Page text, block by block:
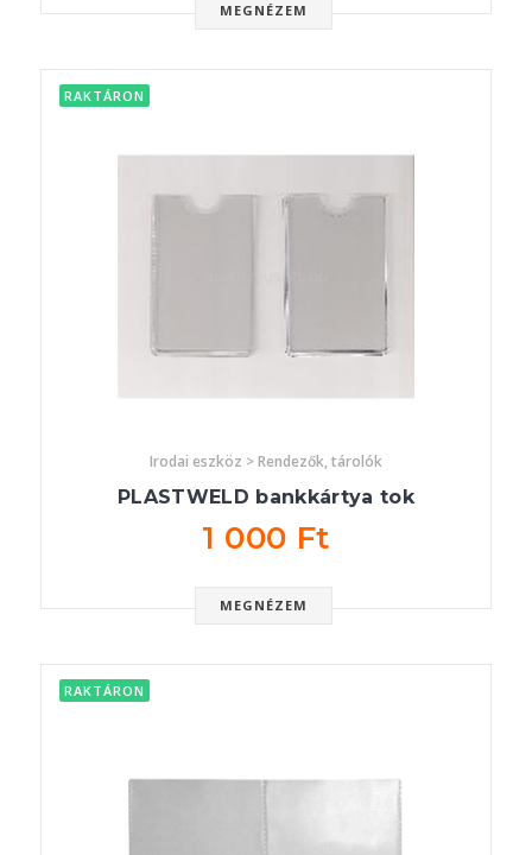
MEGNÉZEM
RAKTÁRON
Irodai eszköz > Rendezők, tárolók
PLASTWELD bankkártya tok
1 000 Ft
MEGNÉZEM
RAKTÁRON